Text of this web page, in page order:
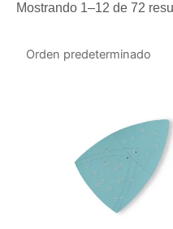
Mostrando 1–12 de 72